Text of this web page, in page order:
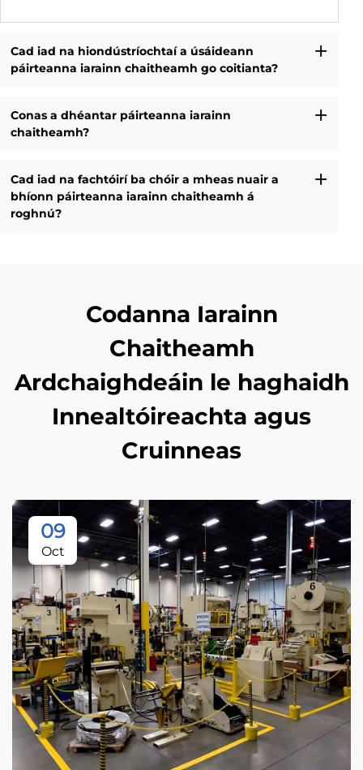
Cad iad na hiondústríochtaí a úsáideann
páirteanna iarainn chaitheamh go coitianta?
Conas a dhéantar páirteanna iarainn
chaitheamh?
Cad iad na fachtóirí ba chóir a mheas nuair a
bhíonn páirteanna iarainn chaitheamh á
roghnú?
Codanna Iarainn
Chaitheamh
Ardchaighdeáin le haghaidh
Innealtóireachta agus
Cruinneas
09
Oct